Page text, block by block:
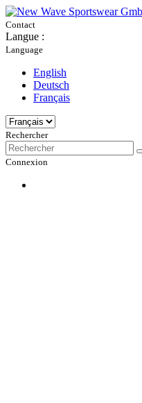
Contact
Langue :
Language
English
Deutsch
Français
Rechercher
Connexion